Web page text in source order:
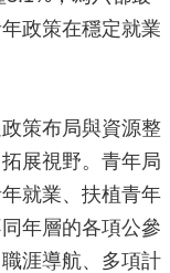
政策在穩定就業
策布局與資源整
展視野。青年局
就業、扶植青年
年層的各項公參
涯導航、多項計